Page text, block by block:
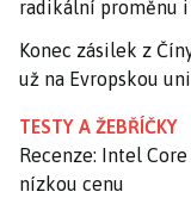
radikální proměnu
Konec zásilek z
už na Evropskou
TESTY A ŽEBŘÍČKY
Recenze: Intel
nízkou cenu